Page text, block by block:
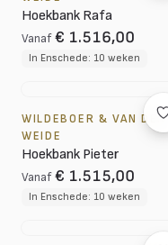
Hoekbank Rafa
Vanaf € 1.516,00
In Enschede: 10 weken
WILDEBOER & VAN DER
WEIDE
Hoekbank Pieter
Vanaf € 1.515,00
In Enschede: 10 weken